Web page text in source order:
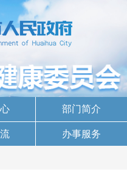
部门简介
办事服务